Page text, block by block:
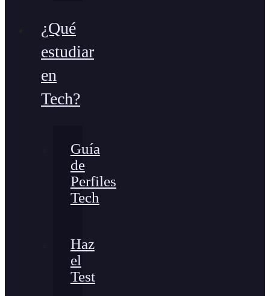
¿Qué
estudiar
en
Tech?
Guía
de
Perfiles
Tech
Haz
el
Test